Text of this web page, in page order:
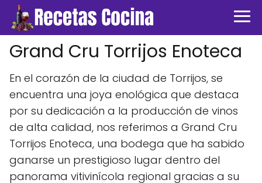
Grand Cru Torrijos Enoteca
En el corazón de la ciudad de Torrijos, se
encuentra una joya enológica que destaca
por su dedicación a la producción de vinos
de alta calidad, nos referimos a Grand Cru
Torrijos Enoteca, una bodega que ha sabido
ganarse un prestigioso lugar dentro del
panorama vitivinícola regional gracias a su